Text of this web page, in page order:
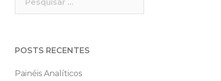
POSTS RECENTES
Painéis Analíticos